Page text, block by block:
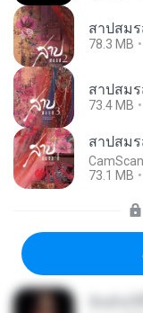
สาปสม
78.3 MB
สาปสม
73.4 MB
สาปสม
73.1 MB